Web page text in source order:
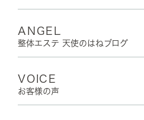
ANGEL
整体エステ 天使のはねブログ
VOICE
お客様の声